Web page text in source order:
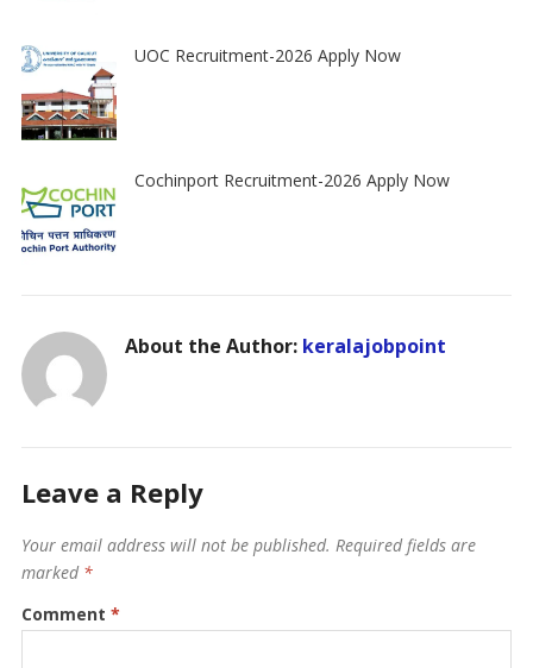
UOC Recruitment-2026 Apply Now
Cochinport Recruitment-2026 Apply Now
About the Author: keralajobpoint
Leave a Reply
Your email address will not be published. Required fields are
marked *
Comment *